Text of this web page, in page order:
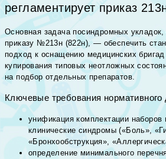
регламентирует приказ
Основная задача посиндромных
приказу №213н (822н), — обеспечить
подход к оснащению медицинских бригад
купирования типовых неотложных
на подбор отдельных препаратов.
Ключевые требования нормативного
унификация комплектации наборов
клинические синдромы («Боль»,
«Бронхообструкция»,
определение минимального